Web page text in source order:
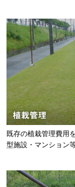
植栽管理
既存の植栽管理費用
型施設・マンション